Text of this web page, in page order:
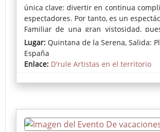
única clave: divertir en continua
espectadores. Por tanto, es un
Familiar de una gran vistosidad,
ininterrumpida de los actores se
estética sorprendente aderezada
variedad de efectos especiales.
Ficha completa del espectáculo
Lugar: Quintana de la Serena, Salida:
España
Enlace: D'rule Artistas en el territorio